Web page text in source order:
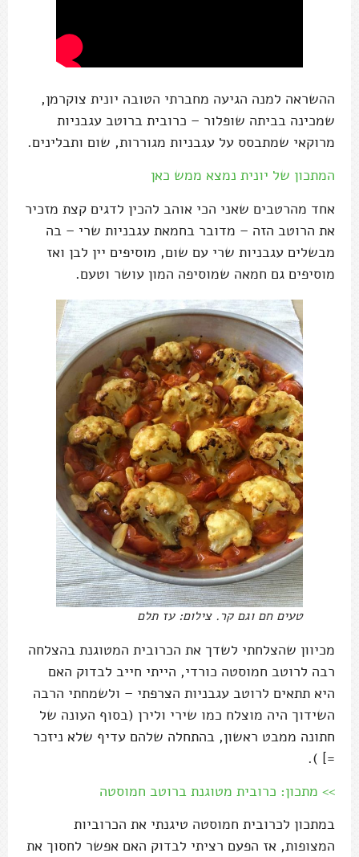
ההשראה למנה הגיעה מחברתי הטובה יונית צוקרמן,
שמכינה בביתה שופלור – כרובית ברוטב עגבניות
מרוקאי שמתבסס על עגבניות מגוררות, שום ותבלינים.
המתכון של יונית נמצא ממש כאן
אחד מהרטבים שאני הכי אוהב להכין לדגים קצת מזכיר
את הרוטב הזה – מדובר בחמאת עגבניות שרי – בה
מבשלים עגבניות שרי עם שום, מוסיפים יין לבן ואז
מוסיפים גם חמאה שמוסיפה המון עושר וטעם.
טעים חם וגם קר. צילום: עז תלם
מכיוון שהצלחתי לשדך את הכרובית המטוגנת בהצלחה
רבה לרוטב חמוסטה כורדי, הייתי חייב לבדוק האם
היא תתאים לרוטב עגבניות הצרפתי – ולשמחתי הרבה
השידוך היה מוצלח כמו שירי ולירן (בסוף העונה של
חתונה ממבט ראשון, בהתחלה שלהם עדיף שלא ניזכר
=] ).
>> מתכון: כרובית מטוגנת ברוטב חמוסטה
במתכון לכרובית חמוסטה טיגנתי את הכרוביות
המצופות, אז הפעם רציתי לבדוק האם אפשר לחסוך את